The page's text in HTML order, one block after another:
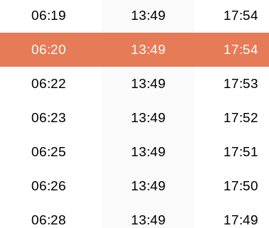
06:19 13:49 17:54
06:20 13:49 17:54
06:22 13:49 17:53
06:23 13:49 17:52
06:25 13:49 17:51
06:26 13:49 17:50
06:28 13:49 17:49